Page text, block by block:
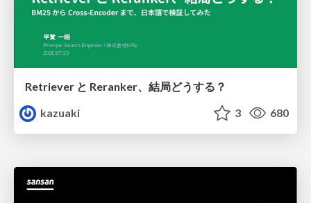
Retriever と Reranker、結局どうする？
kazuaki
3 680